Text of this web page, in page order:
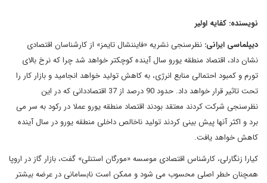
نویسنده: کفایه اولیر
دیپلماسی ایرانی: نظرسنجی نشریه «فایننشال تایمز» از کارشناسان اقتصادی
نشان داد، اقتصاد منطقه یورو سال آینده کوچکتر خواهد شد چرا که نرخ بالای
تورم و کمبود احتمالی منابع انرژی، به کاهش تولید خواهد انجامید و بازار کار را
تحت تاثیر قرار خواهد داد. حدود 90 درصد از 37 اقتصاددانی که در این
نظرسنجی شرکت کردند معتقد بودند اقتصاد منطقه یورو عملا در رکود به سر می
برد و اکثر آنها پیش بینی کردند تولید ناخالص داخلی منطقه یورو در سال آینده
کاهش خواهد یافت.
کیارا زنگارلی، کارشناس اقتصادی موسسه «مورگان استنلی» گفت، بازار گاز در اروپا
همچنان خطر اصلی محسوب می شود و ممکن است نابسامانی در عرضه بیشتر